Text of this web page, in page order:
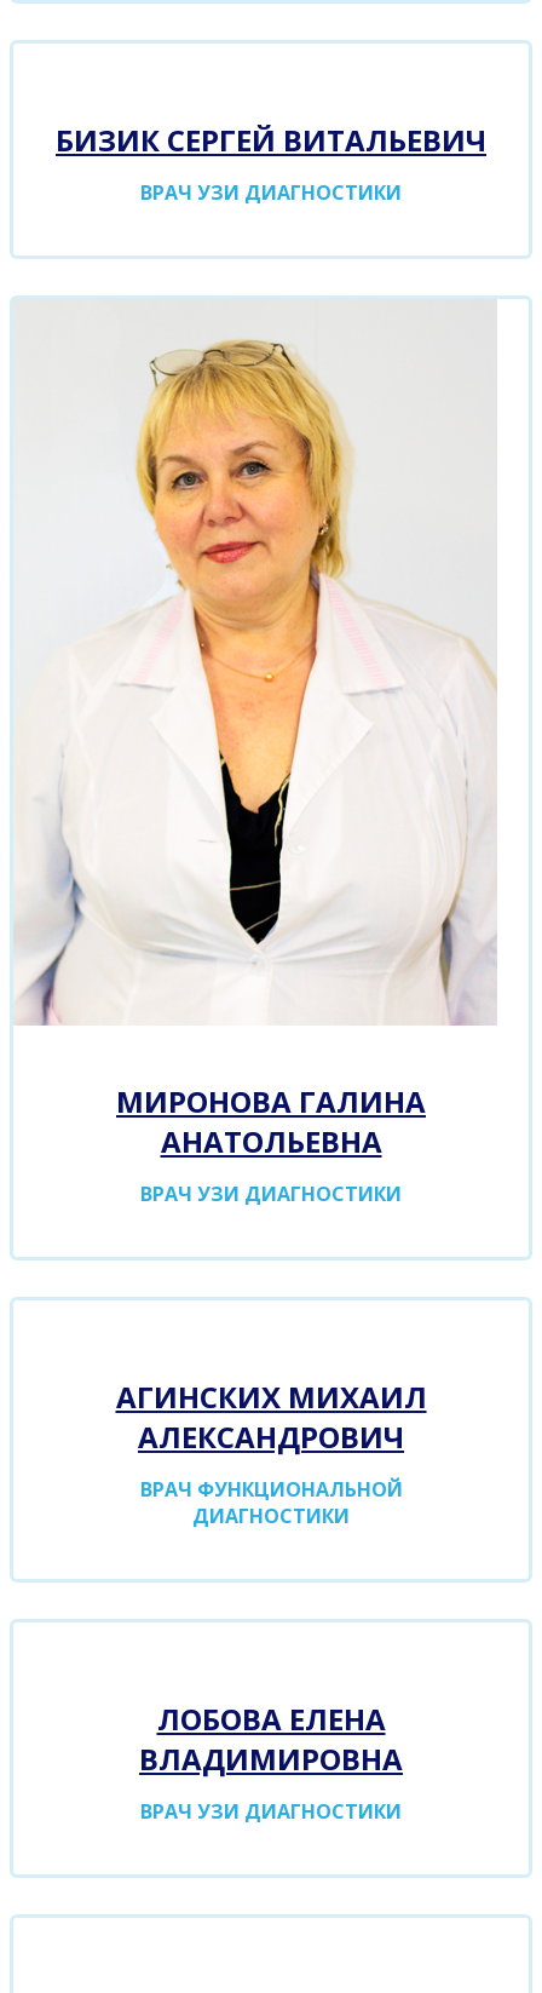
БИЗИК СЕРГЕЙ ВИТАЛЬЕВИЧ
ВРАЧ УЗИ ДИАГНОСТИКИ
МИРОНОВА ГАЛИНА
АНАТОЛЬЕВНА
ВРАЧ УЗИ ДИАГНОСТИКИ
АГИНСКИХ МИХАИЛ
АЛЕКСАНДРОВИЧ
ВРАЧ ФУНКЦИОНАЛЬНОЙ
ДИАГНОСТИКИ
ЛОБОВА ЕЛЕНА
ВЛАДИМИРОВНА
ВРАЧ УЗИ ДИАГНОСТИКИ